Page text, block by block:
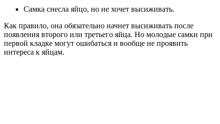
Самка снесла яйцо, но не хочет высиживать.
Как правило, она обязательно начнет высиживать после
появления второго или третьего яйца. Но молодые самки при
первой кладке могут ошибаться и вообще не проявить
интереса к яйцам.